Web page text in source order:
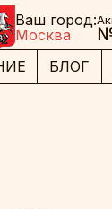
Ваш город:
Москва
№
БЛОГ